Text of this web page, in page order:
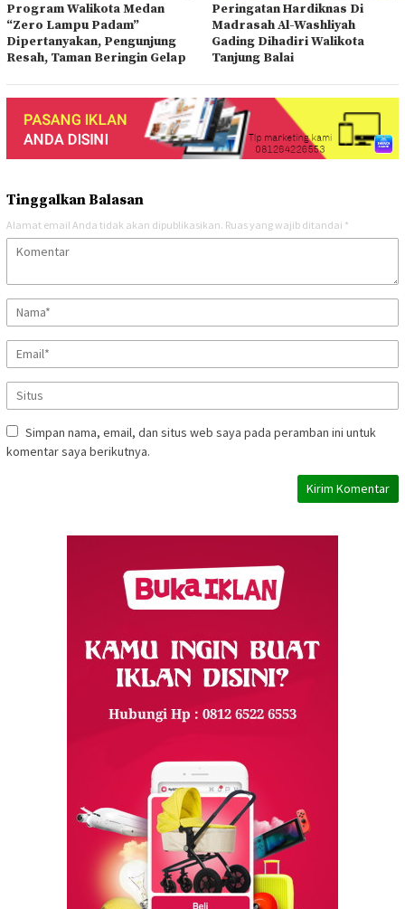
Program Walikota Medan
“Zero Lampu Padam”
Dipertanyakan, Pengunjung
Resah, Taman Beringin Gelap
Peringatan Hardiknas Di
Madrasah Al-Washliyah
Gading Dihadiri Walikota
Tanjung Balai
Tinggalkan Balasan
Alamat email Anda tidak akan dipublikasikan. Ruas yang wajib ditandai *
Simpan nama, email, dan situs web saya pada peramban ini untuk
komentar saya berikutnya.